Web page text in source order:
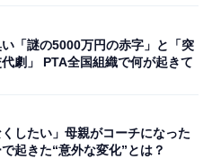
がないPTAでは、一見会員
。
「謎の5000万円の赤字」と「突
劇」 PTA全国組織で何が起きて
くしたい」母親がコーチになった
起きた“意外な変化”とは？